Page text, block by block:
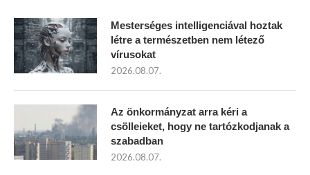
Mesterséges intelligenciával hoztak
létre a természetben nem létező
vírusokat
2026.08.07.
Az önkormányzat arra kéri a
csölleieket, hogy ne tartózkodjanak a
szabadban
2026.08.07.